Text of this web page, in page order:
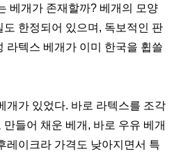
베개가 존재할까? 베개의 모양
도 한정되어 있으며, 독보적인 판
라텍스 베개가 이미 한국을 휩쓸
개가 있었다. 바로 라텍스를 조각
들어 채운 베개, 바로 우유 베개
레이크라 가격도 낮아지면서 특